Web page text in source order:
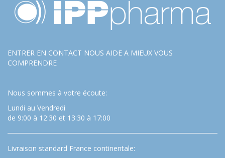
ENTRER EN CONTACT NOUS AIDE A MIEUX VOUS
COMPRENDRE
Nous sommes à votre écoute:
Lundi au Vendredi
de 9:00 à 12:30 et 13:30 à 17:00
Livraison standard France continentale: